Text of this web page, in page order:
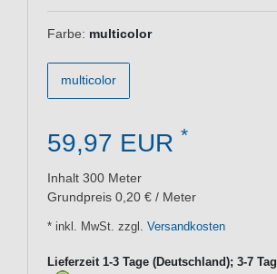
Farbe: multicolor
multicolor
59,97 EUR *
Inhalt 300 Meter
Grundpreis 0,20 € / Meter
* inkl. MwSt. zzgl. Versandkosten
Lieferzeit 1-3 Tage (Deutschland); 3-7